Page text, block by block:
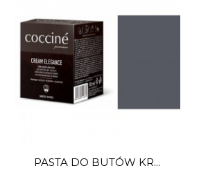
PASTA DO BUTÓW KR...